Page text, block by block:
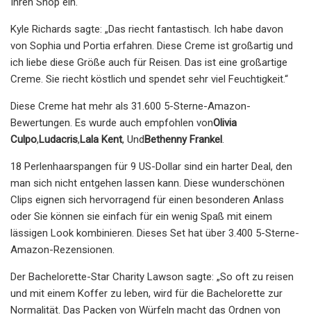
Kyle Richards sagte: „Das riecht fantastisch. Ich habe davon
von Sophia und Portia erfahren. Diese Creme ist großartig und
ich liebe diese Größe auch für Reisen. Das ist eine großartige
Creme. Sie riecht köstlich und spendet sehr viel Feuchtigkeit.“
Diese Creme hat mehr als 31.600 5-Sterne-Amazon-
Bewertungen. Es wurde auch empfohlen vonOlivia
Culpo,Ludacris,Lala Kent, UndBethenny Frankel.
18 Perlenhaarspangen für 9 US-Dollar sind ein harter Deal, den
man sich nicht entgehen lassen kann. Diese wunderschönen
Clips eignen sich hervorragend für einen besonderen Anlass
oder Sie können sie einfach für ein wenig Spaß mit einem
lässigen Look kombinieren. Dieses Set hat über 3.400 5-Sterne-
Amazon-Rezensionen.
Der Bachelorette-Star Charity Lawson sagte: „So oft zu reisen
und mit einem Koffer zu leben, wird für die Bachelorette zur
Normalität. Das Packen von Würfeln macht das Ordnen von